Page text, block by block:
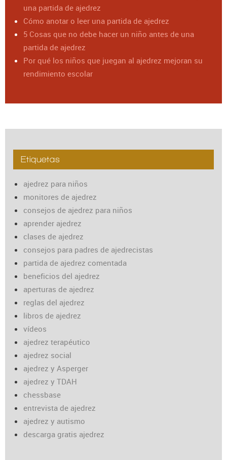
una partida de ajedrez
Cómo anotar o leer una partida de ajedrez
5 Cosas que no debe hacer un niño antes de una
partida de ajedrez
Por qué los niños que juegan al ajedrez mejoran su
rendimiento escolar
Etiquetas
ajedrez para niños
monitores de ajedrez
consejos de ajedrez para niños
aprender ajedrez
clases de ajedrez
consejos para padres de ajedrecistas
partida de ajedrez comentada
beneficios del ajedrez
aperturas de ajedrez
reglas del ajedrez
libros de ajedrez
vídeos
ajedrez terapéutico
ajedrez social
ajedrez y Asperger
ajedrez y TDAH
chessbase
entrevista de ajedrez
ajedrez y autismo
descarga gratis ajedrez